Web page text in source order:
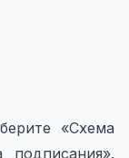
«Схема